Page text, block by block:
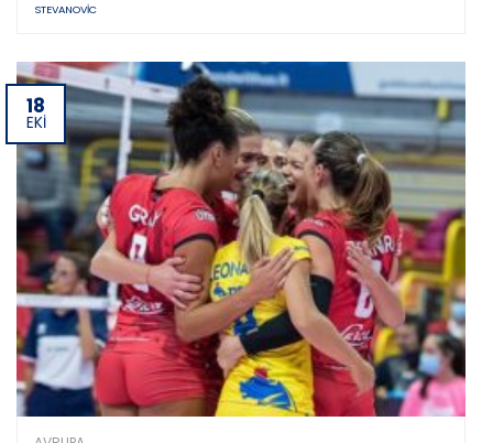
STEVANOVIC
18
EKI